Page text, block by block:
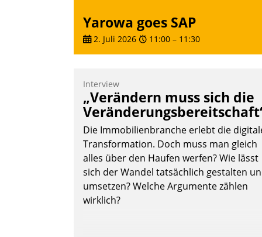
Yarowa goes SAP
2. Juli 2026 11:00 – 11:30
Interview
„Verändern muss sich die
Die Immobilienbranche erlebt die
Transformation. Doch muss man gleich
alles über den Haufen werfen? Wie lässt
sich der Wandel tatsächlich gestalten
umsetzen? Welche Argumente zählen
wirklich?